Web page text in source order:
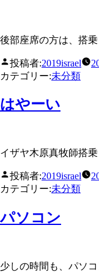
後部座席の方は、搭
投稿者:2019israel
カテゴリー:未分類
はやーい
イザヤ木原真牧師搭乗
投稿者:2019israel
カテゴリー:未分類
パソコン
少しの時間も、パソ